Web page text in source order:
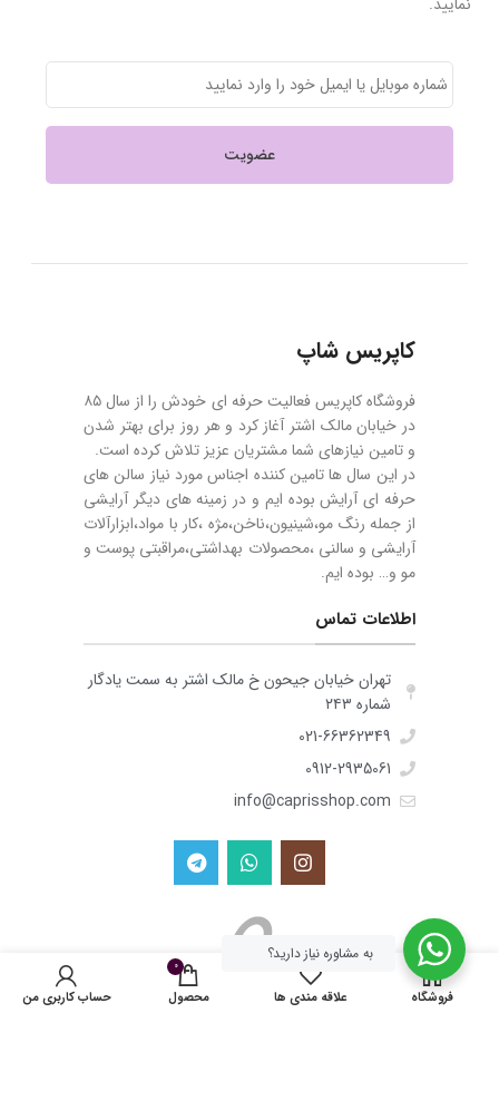
کاپریس شاپ
فروشگاه کاپریس فعالیت حرفه ای خودش را از سال ۸۵
در خیابان مالک اشتر آغاز کرد و هر روز برای بهتر شدن
و تامین نیازهای شما مشتریان عزیز تلاش کرده است.
در این سال ها تامین کننده اجناس مورد نیاز سالن های
حرفه ای آرایش بوده ایم و در زمینه های دیگر آرایشی
از جمله رنگ مو،شینیون،ناخن،مژه ،کار با مواد،ابزارآلات
آرایشی و سالنی ،محصولات بهداشتی،مراقبتی پوست و
مو و… بوده ایم.
اطلاعات تماس
تهران خیابان جیحون خ مالک اشتر به سمت یادگار
شماره ۲۴۳
021-66362349
0912-2935061
info@caprisshop.com
به مشاوره نیاز دارید؟
فروشگاه علاقه مندی ها
0
محصول حساب کاربری من